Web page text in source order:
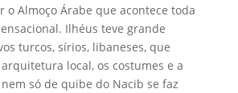
o Almoço Árabe que acontece toda
Ilhéus teve grande
turcos, sírios, libaneses, que
local, os costumes e a
só de quibe do Nacib se faz